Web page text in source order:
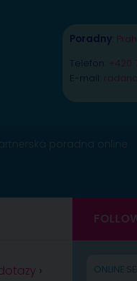
Poradny
Telefon: +420
E-mail:
poradna online
›
ONLINE